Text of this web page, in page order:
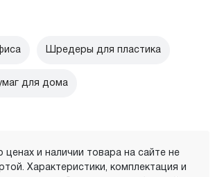
Шредеры для пластика
для дома
и наличии товара на сайте не
Характеристики, комплектация и